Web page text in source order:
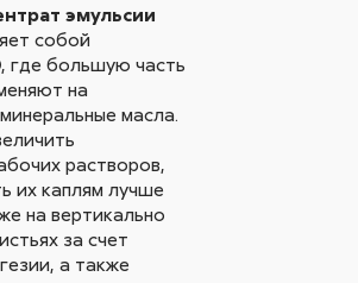
эмульсии
собой
большую часть
на
масла.
растворов,
их каплям лучше
на вертикально
за счет
а также